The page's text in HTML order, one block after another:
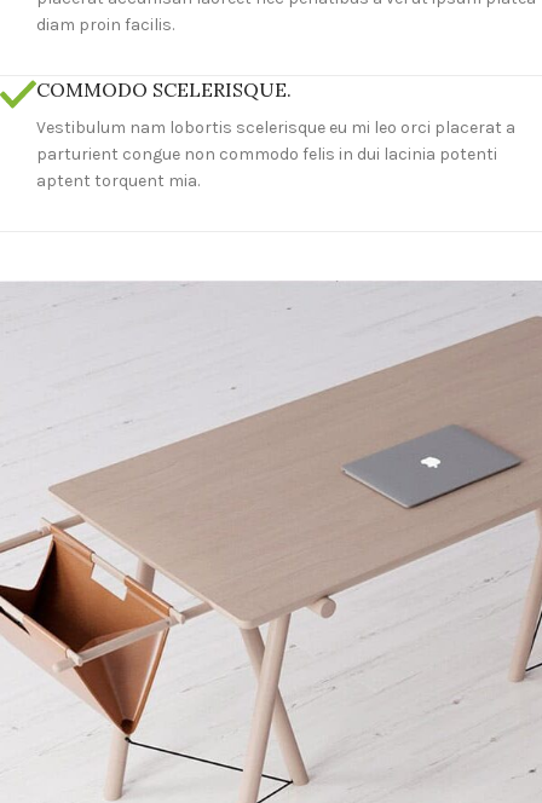
diam proin facilis.
COMMODO SCELERISQUE.
Vestibulum nam lobortis scelerisque eu mi leo orci placerat a
parturient congue non commodo felis in dui lacinia potenti
aptent torquent mia.